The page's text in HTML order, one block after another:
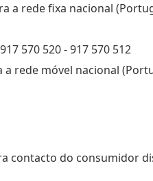
a rede fixa nacional
570 520 - 917 570 512
a rede móvel nacional
contacto do consumidor